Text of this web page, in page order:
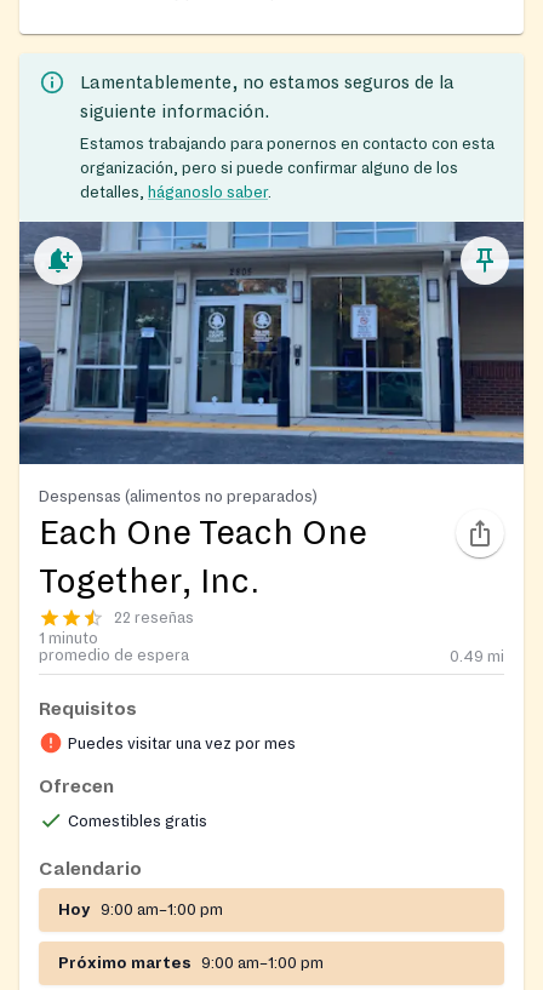
Lamentablemente, no estamos seguros de la
siguiente información.
Estamos trabajando para ponernos en contacto con esta
organización, pero si puede confirmar alguno de los
detalles, háganoslo saber.
Despensas (alimentos no preparados)
Each One Teach One
Together, Inc.
22 reseñas
1 minuto
promedio de espera
0.49 mi
Requisitos
Puedes visitar una vez por mes
Ofrecen
Comestibles gratis
Calendario
Hoy 9:00 am–1:00 pm
Próximo martes 9:00 am–1:00 pm